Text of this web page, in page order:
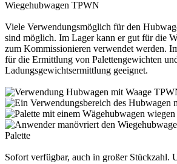
Viele Verwendungsmöglich für den
sind möglich. Im Lager kann er gut für die
zum Kommissionieren verwendet werden.
für die Ermittlung von Palettengewichten
Ladungsgewichtsermittlung geeignet.
Sofort verfügbar, auch in großer Stückzahl.